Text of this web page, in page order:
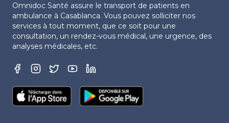
Omnidoc Santé assure le transport de patients en
ambulance à Casablanca. Vous pouvez solliciter nos
services à tout moment, que ce soit pour une
consultation, un rendez-vous médical, une urgence, des
analyses médicales, etc.